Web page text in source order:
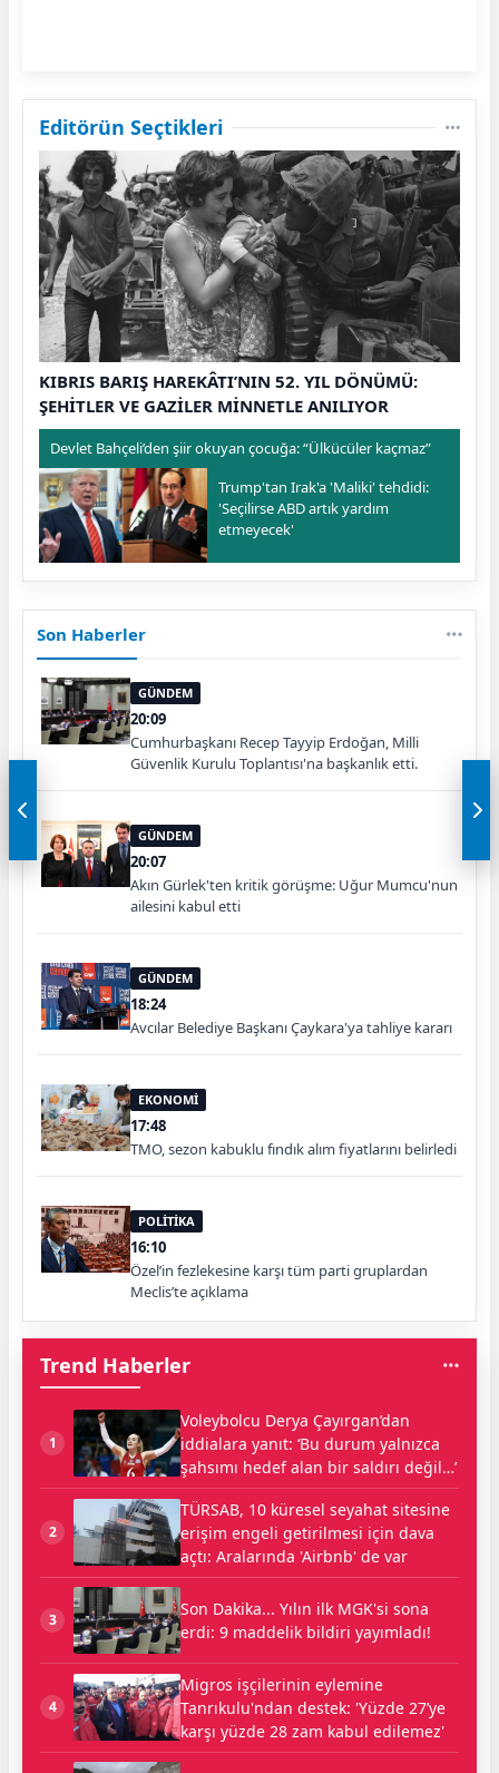
Editörün Seçtikleri
KIBRIS BARIŞ HAREKÂTI’NIN 52. YIL DÖNÜMÜ:
ŞEHİTLER VE GAZİLER MİNNETLE ANILIYOR
Devlet Bahçeli’den şiir okuyan çocuğa: “Ülkücüler kaçmaz”
Trump'tan Irak'a 'Maliki' tehdidi:
'Seçilirse ABD artık yardım
etmeyecek'
Son Haberler
GÜNDEM
20:09
Cumhurbaşkanı Recep Tayyip Erdoğan, Milli
Güvenlik Kurulu Toplantısı'na başkanlık etti.
GÜNDEM
20:07
Akın Gürlek'ten kritik görüşme: Uğur Mumcu'nun
ailesini kabul etti
GÜNDEM
18:24
Avcılar Belediye Başkanı Çaykara'ya tahliye kararı
EKONOMİ
17:48
TMO, sezon kabuklu fındık alım fiyatlarını belirledi
POLİTİKA
16:10
Özel’in fezlekesine karşı tüm parti gruplardan
Meclis’te açıklama
Trend Haberler
1
Voleybolcu Derya Çayırgan’dan
iddialara yanıt: ‘Bu durum yalnızca
şahsımı hedef alan bir saldırı değil…’
2
TÜRSAB, 10 küresel seyahat sitesine
erişim engeli getirilmesi için dava
açtı: Aralarında 'Airbnb' de var
3
Son Dakika... Yılın ilk MGK'si sona
erdi: 9 maddelik bildiri yayımladı!
4
Migros işçilerinin eylemine
Tanrıkulu'ndan destek: 'Yüzde 27’ye
karşı yüzde 28 zam kabul edilemez'